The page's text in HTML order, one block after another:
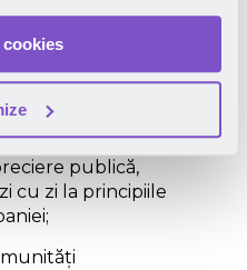
pe profilurile
sentimentul de
publică,
cu zi la principiile